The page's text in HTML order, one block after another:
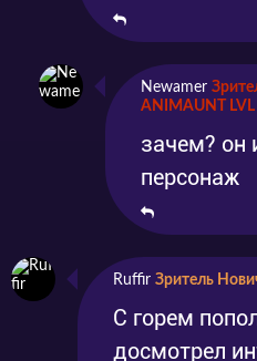
Newamer
ANIMAUNT
зачем? он
персонаж
Ruffir Зритель
С горем
досмотрел